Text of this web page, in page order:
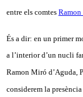
entre els comtes Ramon
És a dir: en un primer
a l’interior d’un nucli
Ramon Miró d’Aguda,
considerem la